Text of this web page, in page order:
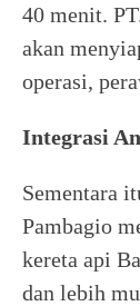
40 menit.
akan
operasi,
Integrasi
Sementara
Pambagio
kereta api
dan lebih